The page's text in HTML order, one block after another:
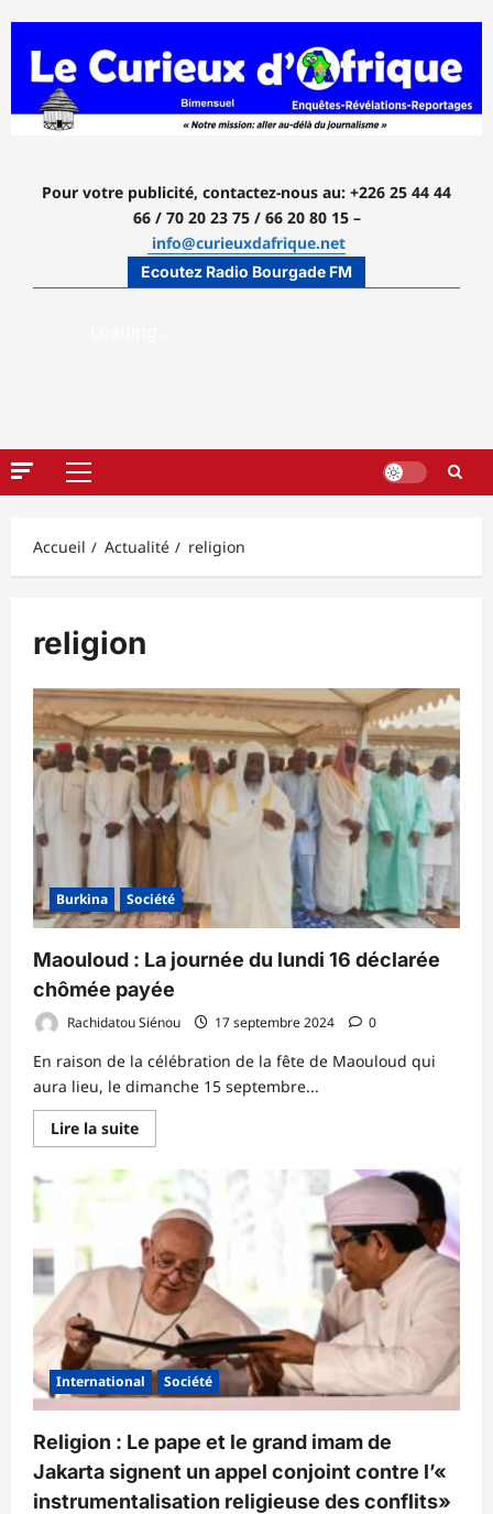
contenu
Pour votre publicité, contactez-nous au: +226 25 44 44
66 / 70 20 23 75 / 66 20 80 15 –
info@curieuxdafrique.net
Ecoutez Radio Bourgade FM
Menu
Accueil
Actualité religion
religion
Burkina Société
Maouloud : La journée du lundi 16 déclarée
chômée payée
Rachidatou Siénou 17 septembre 2024 0
En raison de la célébration de la fête de Maouloud qui
aura lieu, le dimanche 15 septembre...
Lire la suiteEn
savoir
Maouloud
La
journée
du
lundi
16
déclarée
chômée
payée
International Société
Religion : Le pape et le grand imam de
Jakarta signent un appel conjoint contre l’«
instrumentalisation religieuse des conflits»